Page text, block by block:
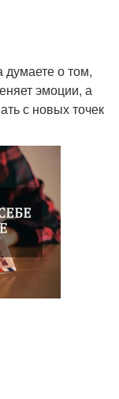
думаете о том,
эмоции, а
с новых точек